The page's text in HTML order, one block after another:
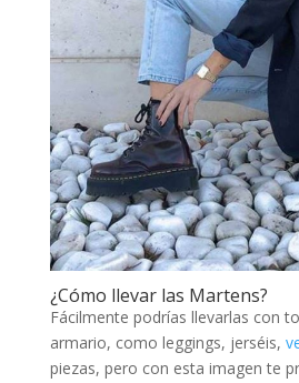
¿Cómo llevar las Martens?
Fácilmente podrías llevarlas con
armario, como leggings, jerséis,
piezas, pero con esta imagen te